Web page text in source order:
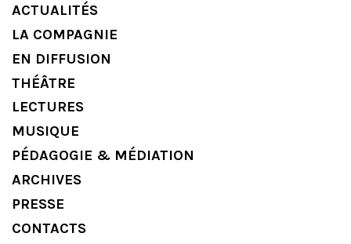
ACTUALITÉS
LA COMPAGNIE
EN DIFFUSION
THÉÂTRE
LECTURES
MUSIQUE
PÉDAGOGIE & MÉDIATION
ARCHIVES
PRESSE
CONTACTS